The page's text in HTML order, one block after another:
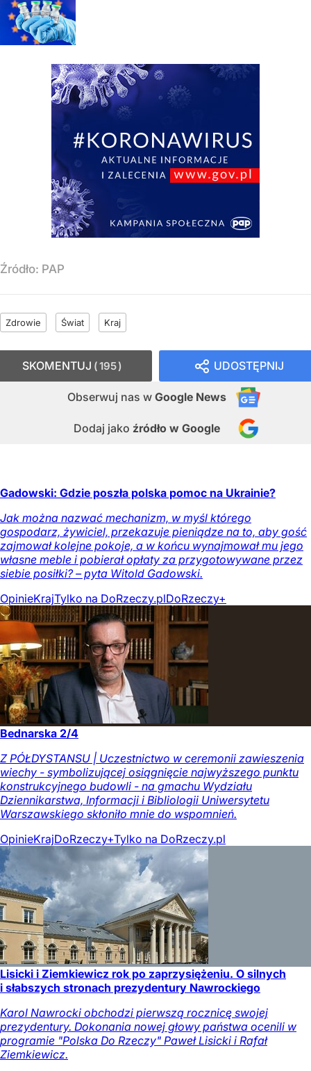
Źródło: PAP
Zdrowie Świat Kraj
UDOSTĘPNIJ
Obserwuj nas w Google News
Dodaj jako źródło w Google
SKOMENTUJ 195
Gadowski: Gdzie poszła polska pomoc na Ukrainie?
Jak można nazwać mechanizm, w myśl którego
gospodarz, żywiciel, przekazuje pieniądze na to, aby gość
zajmował kolejne pokoje, a w końcu wynajmował mu jego
własne meble i pobierał opłaty za przygotowywane przez
siebie posiłki? – pyta Witold Gadowski.
OpinieKrajTylko na DoRzeczy.plDoRzeczy+
Bednarska 2/4
Z PÓŁDYSTANSU | Uczestnictwo w ceremonii zawieszenia
wiechy - symbolizującej osiągnięcie najwyższego punktu
konstrukcyjnego budowli - na gmachu Wydziału
Dziennikarstwa, Informacji i Bibliologii Uniwersytetu
Warszawskiego skłoniło mnie do wspomnień.
OpinieKrajDoRzeczy+Tylko na DoRzeczy.pl
Lisicki i Ziemkiewicz rok po zaprzysiężeniu. O silnych
i słabszych stronach prezydentury Nawrockiego
Karol Nawrocki obchodzi pierwszą rocznicę swojej
prezydentury. Dokonania nowej głowy państwa ocenili w
programie "Polska Do Rzeczy" Paweł Lisicki i Rafał
Ziemkiewicz.